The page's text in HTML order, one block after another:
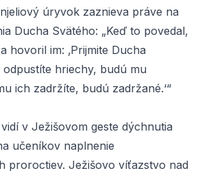
úryvok zaznieva práve na
Ducha Svätého: „Keď to povedal,
hovoril im: ‚Prijmite Ducha
odpustíte hriechy, budú mu
ich zadržíte, budú zadržané.‘“
v Ježišovom geste dýchnutia
učeníkov naplnenie
proroctiev. Ježišovo víťazstvo nad